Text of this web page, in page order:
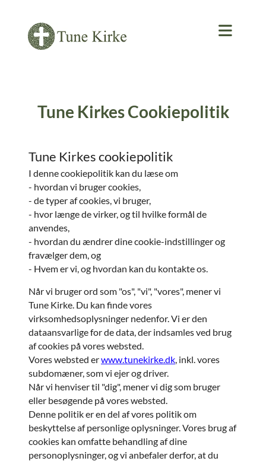
Tune Kirkes Cookiepolitik
Tune Kirkes cookiepolitik
I denne cookiepolitik kan du læse om
- hvordan vi bruger cookies,
- de typer af cookies, vi bruger,
- hvor længe de virker, og til hvilke formål de
anvendes,
- hvordan du ændrer dine cookie-indstillinger og
fravælger dem, og
- Hvem er vi, og hvordan kan du kontakte os.
Når vi bruger ord som "os", "vi", "vores", mener vi
Tune Kirke. Du kan finde vores
virksomhedsoplysninger nedenfor. Vi er den
dataansvarlige for de data, der indsamles ved brug
af cookies på vores websted.
Vores websted erwww.tunekirke.dk , inkl. vores
subdomæner, som vi ejer og driver.
Når vi henviser til "dig", mener vi dig som bruger
eller besøgende på vores websted.
Denne politik er en del af vores politik om
beskyttelse af personlige oplysninger. Vores brug af
cookies kan omfatte behandling af dine
personoplysninger, og vi anbefaler derfor, at du